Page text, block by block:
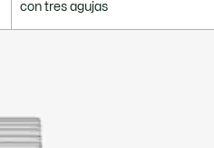
con tres agujas